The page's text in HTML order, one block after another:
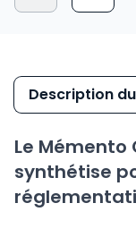
Description
Le
synthétise